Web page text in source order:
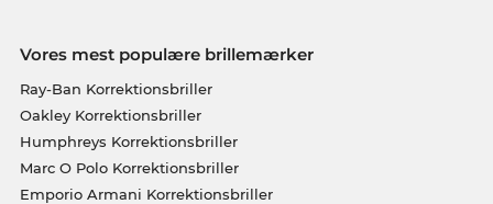
Vores mest populære brillemærker
Ray-Ban Korrektionsbriller
Oakley Korrektionsbriller
Humphreys Korrektionsbriller
Marc O Polo Korrektionsbriller
Emporio Armani Korrektionsbriller